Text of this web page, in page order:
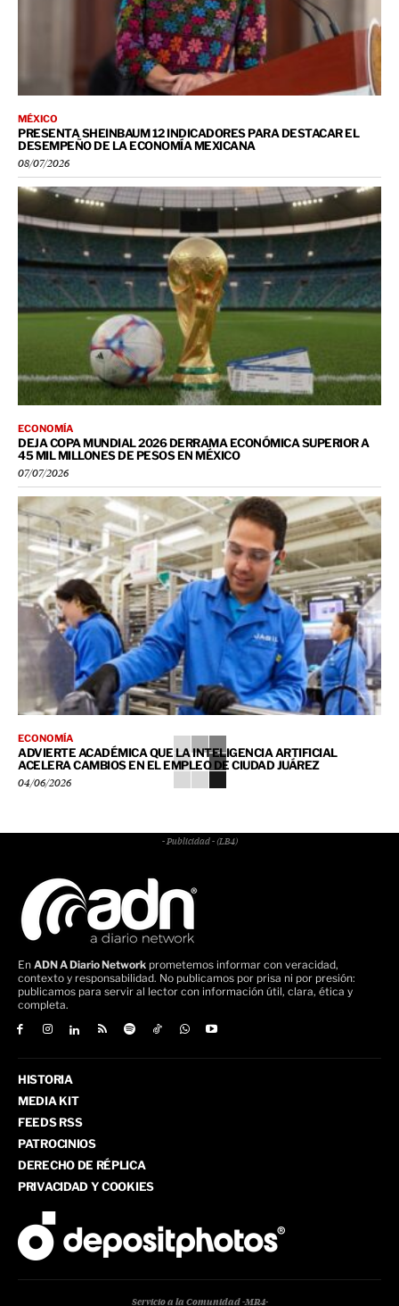
MÉXICO
PRESENTA SHEINBAUM 12 INDICADORES PARA DESTACAR EL
DESEMPEÑO DE LA ECONOMÍA MEXICANA
08/07/2026
ECONOMÍA
DEJA COPA MUNDIAL 2026 DERRAMA ECONÓMICA SUPERIOR A
45 MIL MILLONES DE PESOS EN MÉXICO
07/07/2026
ECONOMÍA
ADVIERTE ACADÉMICA QUE LA INTELIGENCIA ARTIFICIAL
ACELERA CAMBIOS EN EL EMPLEO DE CIUDAD JUÁREZ
04/06/2026
- Publicidad - (LB4)
En ADN A Diario Network prometemos informar con veracidad,
contexto y responsabilidad. No publicamos por prisa ni por presión:
publicamos para servir al lector con información útil, clara, ética y
completa.
HISTORIA
MEDIA KIT
FEEDS RSS
PATROCINIOS
DERECHO DE RÉPLICA
PRIVACIDAD Y COOKIES
Servicio a la Comunidad -MR4-